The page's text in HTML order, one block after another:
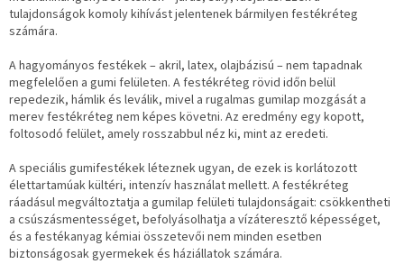
tulajdonságok komoly kihívást jelentenek bármilyen festékréteg
számára.
A hagyományos festékek – akril, latex, olajbázisú – nem tapadnak
megfelelően a gumi felületen. A festékréteg rövid időn belül
repedezik, hámlik és leválik, mivel a rugalmas gumilap mozgását a
merev festékréteg nem képes követni. Az eredmény egy kopott,
foltosodó felület, amely rosszabbul néz ki, mint az eredeti.
A speciális gumifestékek léteznek ugyan, de ezek is korlátozott
élettartamúak kültéri, intenzív használat mellett. A festékréteg
ráadásul megváltoztatja a gumilap felületi tulajdonságait: csökkentheti
a csúszásmentességet, befolyásolhatja a vízáteresztő képességet,
és a festékanyag kémiai összetevői nem minden esetben
biztonságosak gyermekek és háziállatok számára.